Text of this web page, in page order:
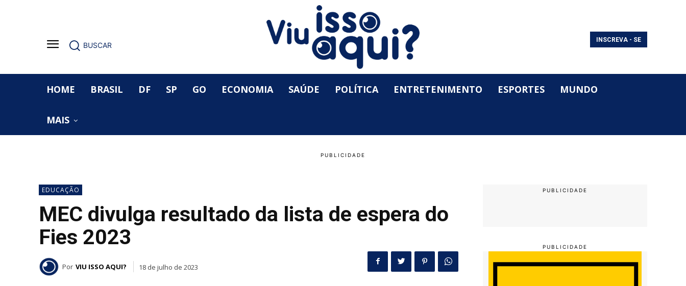
BUSCAR
INSCREVA - SE
HOME BRASIL DF SP GO ECONOMIA SAÚDE POLÍTICA ENTRETENIMENTO ESPORTES MUNDO
MAIS
EDUCAÇÃO
MEC divulga resultado da lista de espera do
Fies 2023
Por VIU ISSO AQUI? 18 de julho de 2023